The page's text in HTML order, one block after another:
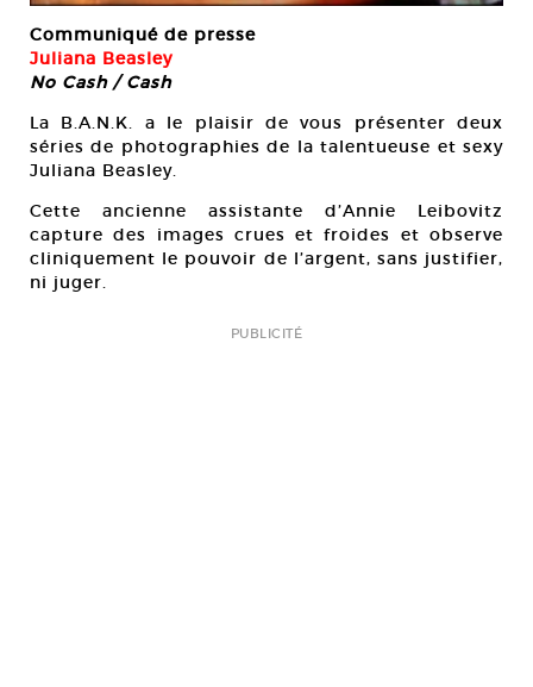
Communiqué de presse
Juliana Beasley
No Cash / Cash
La B.A.N.K. a le plaisir de vous présenter deux
séries de photographies de la talentueuse et sexy
Juliana Beasley.
Cette ancienne assistante d’Annie Leibovitz
capture des images crues et froides et observe
cliniquement le pouvoir de l’argent, sans justifier,
ni juger.
PUBLICITÉ